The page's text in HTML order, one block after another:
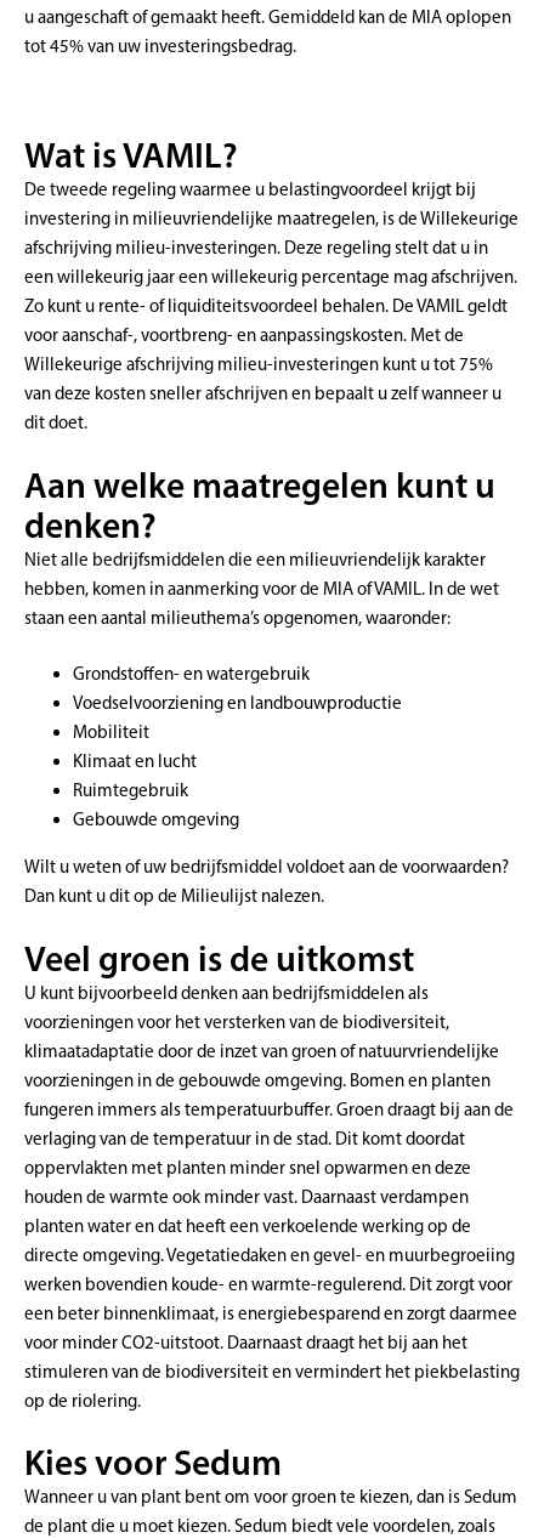
u aangeschaft of gemaakt heeft. Gemiddeld kan de MIA oplopen
tot 45% van uw investeringsbedrag.
Wat is VAMIL?
De tweede regeling waarmee u belastingvoordeel krijgt bij
investering in milieuvriendelijke maatregelen, is de Willekeurige
afschrijving milieu-investeringen. Deze regeling stelt dat u in
een willekeurig jaar een willekeurig percentage mag afschrijven.
Zo kunt u rente- of liquiditeitsvoordeel behalen. De VAMIL geldt
voor aanschaf-, voortbreng- en aanpassingskosten. Met de
Willekeurige afschrijving milieu-investeringen kunt u tot 75%
van deze kosten sneller afschrijven en bepaalt u zelf wanneer u
dit doet.
Aan welke maatregelen kunt u
denken?
Niet alle bedrijfsmiddelen die een milieuvriendelijk karakter
hebben, komen in aanmerking voor de MIA of VAMIL. In de wet
staan een aantal milieuthema’s opgenomen, waaronder:
Grondstoffen- en watergebruik
Voedselvoorziening en landbouwproductie
Mobiliteit
Klimaat en lucht
Ruimtegebruik
Gebouwde omgeving
Wilt u weten of uw bedrijfsmiddel voldoet aan de voorwaarden?
Dan kunt u dit op de Milieulijst nalezen.
Veel groen is de uitkomst
U kunt bijvoorbeeld denken aan bedrijfsmiddelen als
voorzieningen voor het versterken van de biodiversiteit,
klimaatadaptatie door de inzet van groen of natuurvriendelijke
voorzieningen in de gebouwde omgeving. Bomen en planten
fungeren immers als temperatuurbuffer. Groen draagt bij aan de
verlaging van de temperatuur in de stad. Dit komt doordat
oppervlakten met planten minder snel opwarmen en deze
houden de warmte ook minder vast. Daarnaast verdampen
planten water en dat heeft een verkoelende werking op de
directe omgeving. Vegetatiedaken en gevel- en muurbegroeiing
werken bovendien koude- en warmte-regulerend. Dit zorgt voor
een beter binnenklimaat, is energiebesparend en zorgt daarmee
voor minder CO2-uitstoot. Daarnaast draagt het bij aan het
stimuleren van de biodiversiteit en vermindert het piekbelasting
op de riolering.
Kies voor Sedum
Wanneer u van plant bent om voor groen te kiezen, dan is Sedum
de plant die u moet kiezen. Sedum biedt vele voordelen, zoals